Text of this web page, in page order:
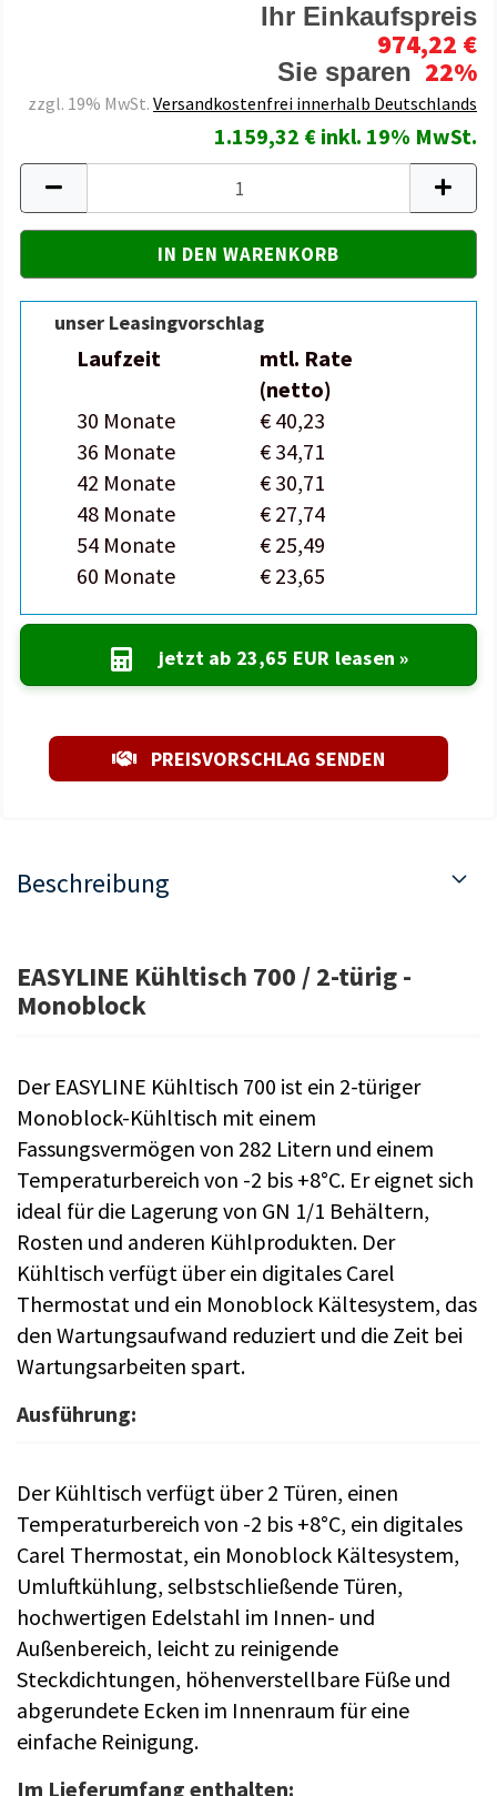
Ihr Einkaufspreis
974,22 €
Sie sparen 22%
zzgl. 19% MwSt. Versandkostenfrei innerhalb Deutschlands
1.159,32 € inkl. 19% MwSt.
unser Leasingvorschlag
Laufzeit
mtl. Rate
(netto)
30 Monate
€ 40,23
36 Monate
€ 34,71
42 Monate
€ 30,71
48 Monate
€ 27,74
54 Monate
€ 25,49
60 Monate
€ 23,65
jetzt ab 23,65 EUR leasen »
PREISVORSCHLAG SENDEN
Beschreibung
EASYLINE Kühltisch 700 / 2-türig -
Monoblock
Der EASYLINE Kühltisch 700 ist ein 2-türiger
Monoblock-Kühltisch mit einem
Fassungsvermögen von 282 Litern und einem
Temperaturbereich von -2 bis +8°C. Er eignet sich
ideal für die Lagerung von GN 1/1 Behältern,
Rosten und anderen Kühlprodukten. Der
Kühltisch verfügt über ein digitales Carel
Thermostat und ein Monoblock Kältesystem, das
den Wartungsaufwand reduziert und die Zeit bei
Wartungsarbeiten spart.
Ausführung:
Der Kühltisch verfügt über 2 Türen, einen
Temperaturbereich von -2 bis +8°C, ein digitales
Carel Thermostat, ein Monoblock Kältesystem,
Umluftkühlung, selbstschließende Türen,
hochwertigen Edelstahl im Innen- und
Außenbereich, leicht zu reinigende
Steckdichtungen, höhenverstellbare Füße und
abgerundete Ecken im Innenraum für eine
einfache Reinigung.
Im Lieferumfang enthalten: